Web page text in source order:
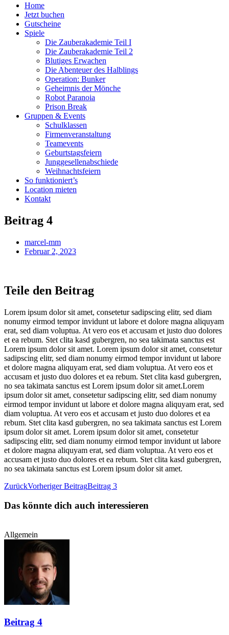
Home
Jetzt buchen
Gutscheine
Spiele
Die Zauberakademie Teil I
Die Zauberakademie Teil 2
Blutiges Erwachen
Die Abenteuer des Halblings
Operation: Bunker
Geheimnis der Mönche
Robot Paranoia
Prison Break
Gruppen & Events
Schulklassen
Firmenveranstaltung
Teamevents
Geburtstagsfeiern
Junggesellenabschiede
Weihnachtsfeiern
So funktioniert’s
Location mieten
Kontakt
Beitrag 4
marcel-mm
Februar 2, 2023
Teile den Beitrag
Lorem ipsum dolor sit amet, consetetur sadipscing elitr, sed diam
nonumy eirmod tempor invidunt ut labore et dolore magna aliquyam
erat, sed diam voluptua. At vero eos et accusam et justo duo dolores
et ea rebum. Stet clita kasd gubergren, no sea takimata sanctus est
Lorem ipsum dolor sit amet. Lorem ipsum dolor sit amet, consetetur
sadipscing elitr, sed diam nonumy eirmod tempor invidunt ut labore
et dolore magna aliquyam erat, sed diam voluptua. At vero eos et
accusam et justo duo dolores et ea rebum. Stet clita kasd gubergren,
no sea takimata sanctus est Lorem ipsum dolor sit amet.Lorem
ipsum dolor sit amet, consetetur sadipscing elitr, sed diam nonumy
eirmod tempor invidunt ut labore et dolore magna aliquyam erat, sed
diam voluptua. At vero eos et accusam et justo duo dolores et ea
rebum. Stet clita kasd gubergren, no sea takimata sanctus est Lorem
ipsum dolor sit amet. Lorem ipsum dolor sit amet, consetetur
sadipscing elitr, sed diam nonumy eirmod tempor invidunt ut labore
et dolore magna aliquyam erat, sed diam voluptua. At vero eos et
accusam et justo duo dolores et ea rebum. Stet clita kasd gubergren,
no sea takimata sanctus est Lorem ipsum dolor sit amet.
ZurückVorheriger BeitragBeitrag 3
Das könnte dich auch interessieren
Allgemein
Beitrag 4